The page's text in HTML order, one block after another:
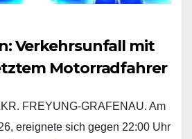
Verkehrsunfall mit
Motorradfahrer
FREYUNG-GRAFENAU. Am
ereignete sich gegen 22:00 Uhr